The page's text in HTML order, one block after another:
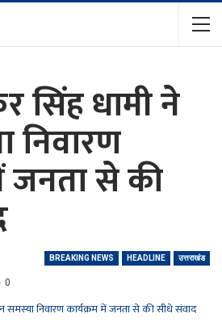
सिंह धामी ने
निवारण
जनता से की
BREAKING NEWS HEADLINE उत्तराखंड
0